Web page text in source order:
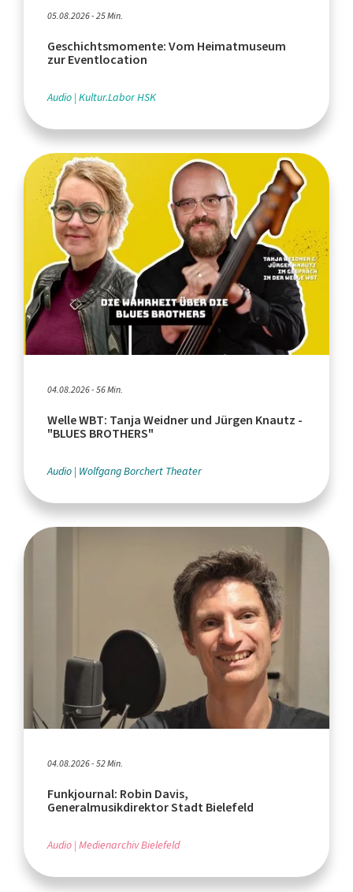
05.08.2026 - 25 Min.
Geschichtsmomente: Vom Heimatmuseum
zur Eventlocation
Audio Kultur.Labor HSK
04.08.2026 - 56 Min.
Welle WBT: Tanja Weidner und Jürgen Knautz -
"BLUES BROTHERS"
Audio Wolfgang Borchert Theater
04.08.2026 - 52 Min.
Funkjournal: Robin Davis,
Generalmusikdirektor Stadt Bielefeld
Audio Medienarchiv Bielefeld